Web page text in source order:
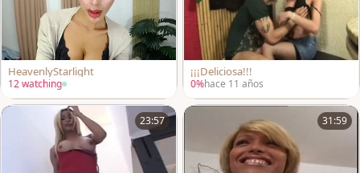
HeavenlyStarlight
12 watching
¡¡¡Deliciosa!!!
0%hace 11 años
23:57 31:59